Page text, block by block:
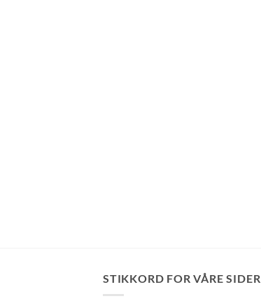
STIKKORD FOR VÅRE SIDER